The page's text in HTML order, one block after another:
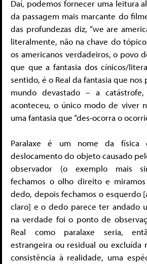
Daí, podemos fornecer uma leitura
da passagem mais marcante do
das profundezas diz, “we are
literalmente, não na chave do
os americanos verdadeiros, o povo
que que a fantasia dos cínicos/
sentido, é o Real da fantasia que
mundo devastado – a
aconteceu, o único modo de viver
uma fantasia que “des-ocorra o
Paralaxe é um nome da
deslocamento do objeto causado
observador (o exemplo mais
fechamos o olho direito e
dedo, depois fechamos o esquerdo
claro] e o dedo parece ter andado
na verdade foi o ponto de
Real como paralaxe seria,
estrangeira ou residual ou excluída
consistência à realidade, uma